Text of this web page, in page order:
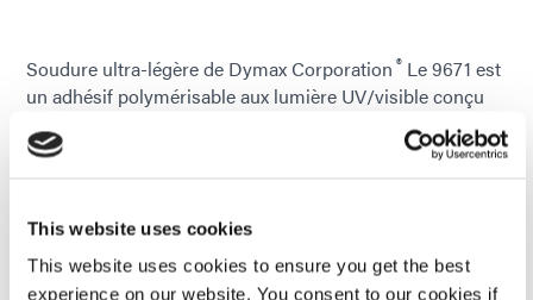
This website uses cookies
This website uses cookies to ensure you get the best
experience on our website. You consent to our cookies if
Soudure ultra-légère de Dymax Corporation ® Le 9671 est
un adhésif polymérisable aux lumière UV/visible conçu
pour collage les LCP (polymères à cristaux liquides) sur
les boîtiers de micro-haut-parleurs. Durcissant
visible, le 9671 permet des collage à haute résistance et
résistantes à l'environnement. Sa capacité à
polymérisation rapidement permet d'augmenter la vitesse